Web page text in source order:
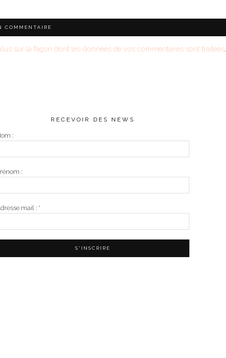
sur la façon dont les données de vos commentaires sont traitées.
RECEVOIR DES NEWS
:
:
mail : *